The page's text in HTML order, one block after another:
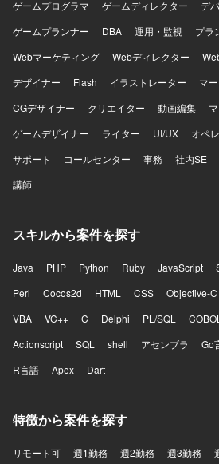
ゲームプログラマ
ゲームディレクター
デ
ゲームプランナー
DBA 運用・監視 プラ
Webマーケティング
Webディレクター
デザイナー
Flash イラストレーター マ
CGデザイナー
クリエイター 動画編集
ゲームデザイナー
ライター UI/UX オペ
サポート
コールセンター 事務 社内SE
講師
スキルから案件を探す
Java PHP Python Ruby JavaScript
Perl
Cocos2d HTML CSS Objective-C
VBA
VC++ C Delphi PL/SQL COBOL
Actionscript
SQL shell アセンブラ Go
R言語
Apex Dart
特徴から案件を探す
リモート可 週1勤務 週2勤務 週3勤務